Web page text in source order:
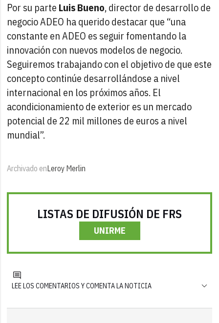
Por su parte Luis Bueno, director de desarrollo de
negocio ADEO ha querido destacar que “una
constante en ADEO es seguir fomentando la
innovación con nuevos modelos de negocio.
Seguiremos trabajando con el objetivo de que este
concepto continúe desarrollándose a nivel
internacional en los próximos años. El
acondicionamiento de exterior es un mercado
potencial de 22 mil millones de euros a nivel
mundial”.
Archivado enLeroy Merlin
LISTAS DE DIFUSIÓN DE FRS
UNIRME
LEE LOS COMENTARIOS Y COMENTA LA NOTICIA